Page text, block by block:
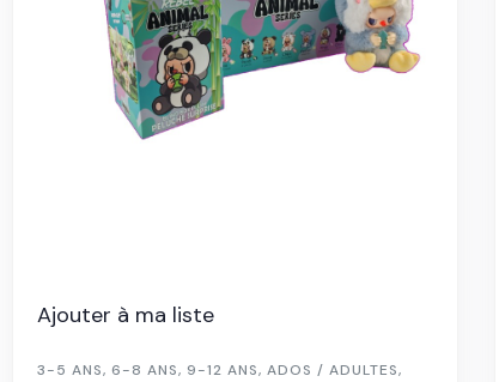
Ajouter à ma liste
3-5 ANS, 6-8 ANS, 9-12 ANS, ADOS / ADULTES,